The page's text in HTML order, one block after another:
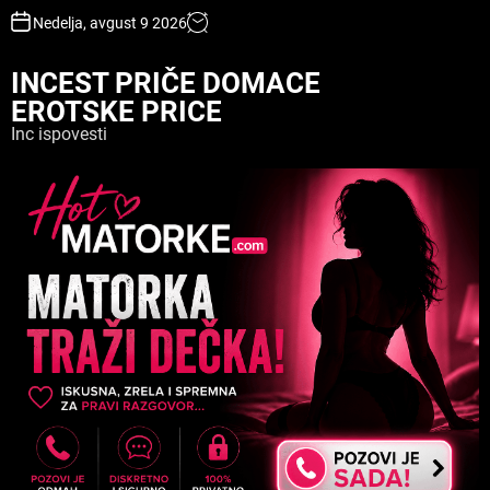
Nedelja, avgust 9 2026
INCEST PRIČE DOMACE
EROTSKE PRICE
Inc ispovesti